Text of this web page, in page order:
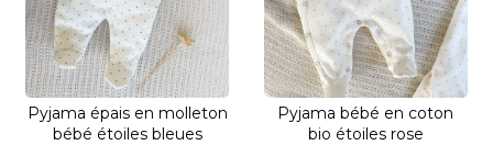
Pyjama épais en molleton
bébé étoiles bleues
Pyjama bébé en coton
bio étoiles rose